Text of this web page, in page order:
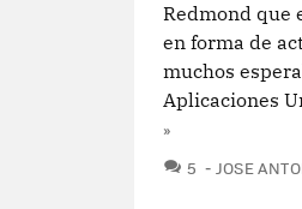
Redmond que
en forma de
muchos
Aplicaciones
»
5
JOSE